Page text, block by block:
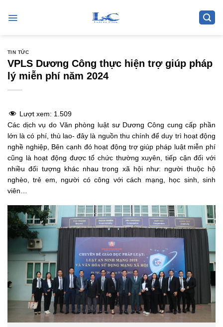
TIN TỨC
VPLS Dương Công thực hiện trợ giúp pháp
lý miễn phí năm 2024
Lượt xem: 1.509
Các dịch vụ do Văn phòng luật sư Dương Công cung cấp phần
lớn là có phí, thù lao- đây là nguồn thu chính để duy trì hoạt động
nghề nghiệp, Bên cạnh đó hoạt động trợ giúp pháp luật miễn phí
cũng là hoạt động được tổ chức thường xuyên, tiếp cận đối với
nhiều đối tượng khác nhau trong xã hội như: người thuộc hộ
nghèo, trẻ em, người có công với cách mạng, học sinh, sinh
viên…